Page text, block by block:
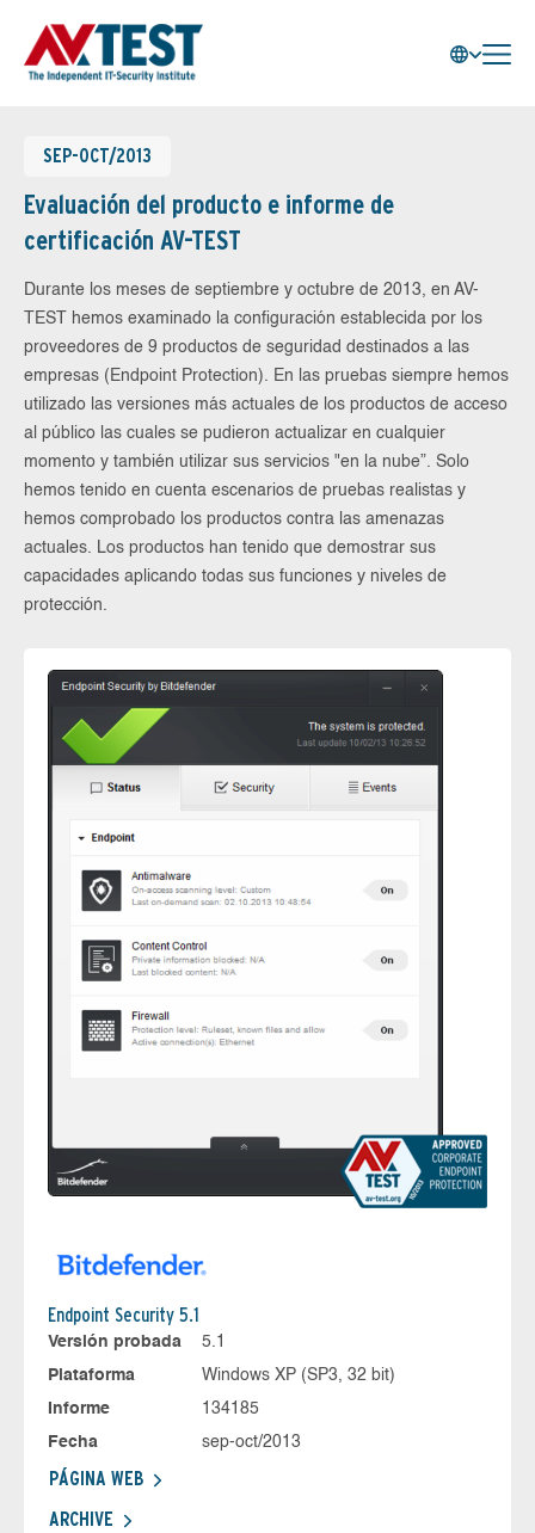
SEP-OCT/2013
Evaluación del producto e informe de
certificación AV-TEST
Durante los meses de septiembre y octubre de 2013, en AV-
TEST hemos examinado la configuración establecida por los
proveedores de 9 productos de seguridad destinados a las
empresas (Endpoint Protection). En las pruebas siempre hemos
utilizado las versiones más actuales de los productos de acceso
al público las cuales se pudieron actualizar en cualquier
momento y también utilizar sus servicios "en la nube”. Solo
hemos tenido en cuenta escenarios de pruebas realistas y
hemos comprobado los productos contra las amenazas
actuales. Los productos han tenido que demostrar sus
capacidades aplicando todas sus funciones y niveles de
protección.
Endpoint Security 5.1
Versión probada
5.1
Plataforma
Windows XP (SP3, 32 bit)
Informe
134185
Fecha
sep-oct/2013
PÁGINA WEB
ARCHIVE